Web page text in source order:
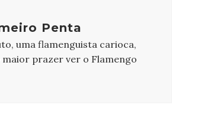
Penta
uma flamenguista carioca,
prazer ver o Flamengo